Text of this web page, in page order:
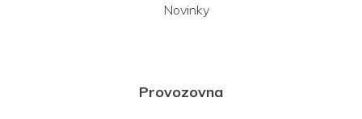
Novinky
Provozovna